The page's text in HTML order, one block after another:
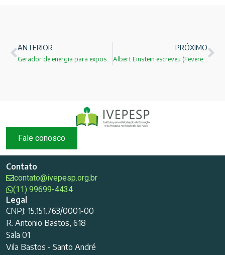
ANTERIOR PRÓXIMO
Albert Einstein escreveu (Fevereiro de 1950) uma bela carta de consolo!
Fale conosco
Contato
contato@ivepesp.org.br
(11) 99699-4434
Legal
CNPJ: 15.151.763/0001-00
R. Antonio Bastos, 618
Sala 01
Vila Bastos - Santo André